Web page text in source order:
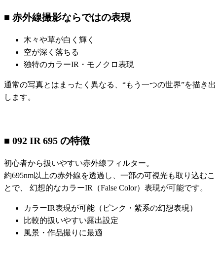
■ 赤外線撮影ならではの表現
木々や草が白く輝く
空が深く落ちる
独特のカラーIR・モノクロ表現
通常の写真とはまったく異なる、“もう一つの世界”を描き出
します。
■ 092 IR 695 の特徴
初心者から扱いやすい赤外線フィルター。
約695nm以上の赤外線を透過し、一部の可視光も取り込むこ
とで、 幻想的なカラーIR（False Color）表現が可能です。
カラーIR表現が可能（ピンク・紫系の幻想表現）
比較的扱いやすい露出設定
風景・作品撮りに最適